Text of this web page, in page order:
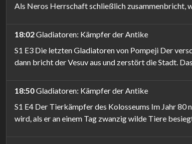
Als Neros Herrschaft schließlich zusammenbricht,
18:02Gladiatoren: Kämpfer der Antike
S1 E3 Die letzten Gladiatoren von Pompeji Der
dann bricht der Vesuv aus und zerstört die Stadt.
18:50Gladiatoren: Kämpfer der Antike
S1 E4 Der Tierkämpfer des Kolosseums Im Jahr
wird, als er an einem Tag zwanzig wilde Tiere